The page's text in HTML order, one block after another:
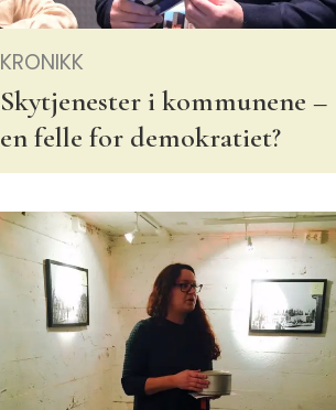
KRONIKK
Skytjenester i kommunene –
en felle for demokratiet?